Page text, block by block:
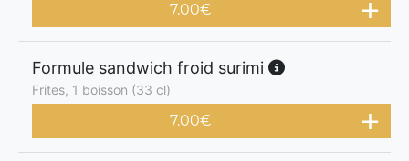
7.00€
Formule sandwich froid surimi
Frites, 1 boisson (33 cl)
7.00€